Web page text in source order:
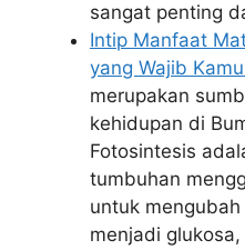
sangat penting
Intip Manfaat
yang Wajib
merupakan
kehidupan di
Fotosintesis
tumbuhan
untuk
menjadi